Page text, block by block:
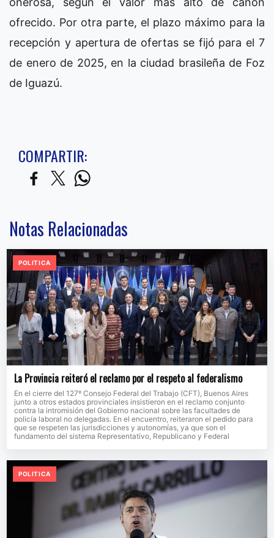
ofrecido. Por otra parte, el plazo máximo para la
recepción y apertura de ofertas se fijó para el 7
de enero de 2025, en la ciudad brasileña de Foz
de Iguazú.
COMPARTIR:
Notas Relacionadas
POLITICA
La Provincia reiteró el reclamo por el respeto al federalismo
En el cierre del 127º Consejo Federal del Trabajo (CFT), Buenos Aires
junto a otros estados provinciales insistieron en el reclamo conjunto
contra la intromisión del Gobierno nacional sobre las facultades de
policía laboral no delegadas. En el encuentro, reiteraron el pedido para
que se respeten las jurisdicciones y autonomías, ya que son el
fundamento del sistema Representativo, Republicano y Federal
POLITICA